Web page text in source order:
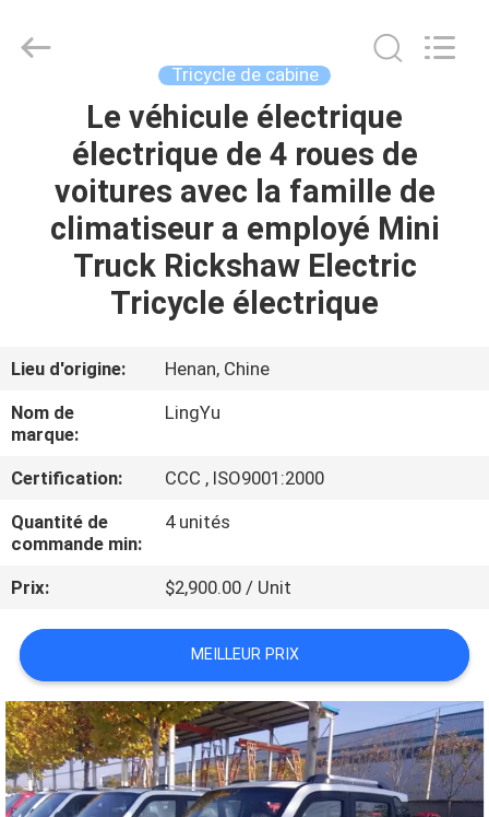
MAISON
PRODUITS
NOUS
VISITE
D'USINE
CONTRÔLE
DE
QUALITÉ
CONTACTEZ-
NOUS
NOUVELLES
Motorcycle
Tricycle de cabine
Le véhicule électrique
électrique de 4 roues de
voitures avec la famille de
climatiseur a employé Mini
Truck Rickshaw Electric
Tricycle électrique
Lieu d'origine:
Henan, Chine
Nom de
marque:
LingYu
Certification:
CCC , ISO9001:2000
Quantité de
commande min:
4 unités
Prix: $2,900.00 / Unit
MEILLEUR PRIX